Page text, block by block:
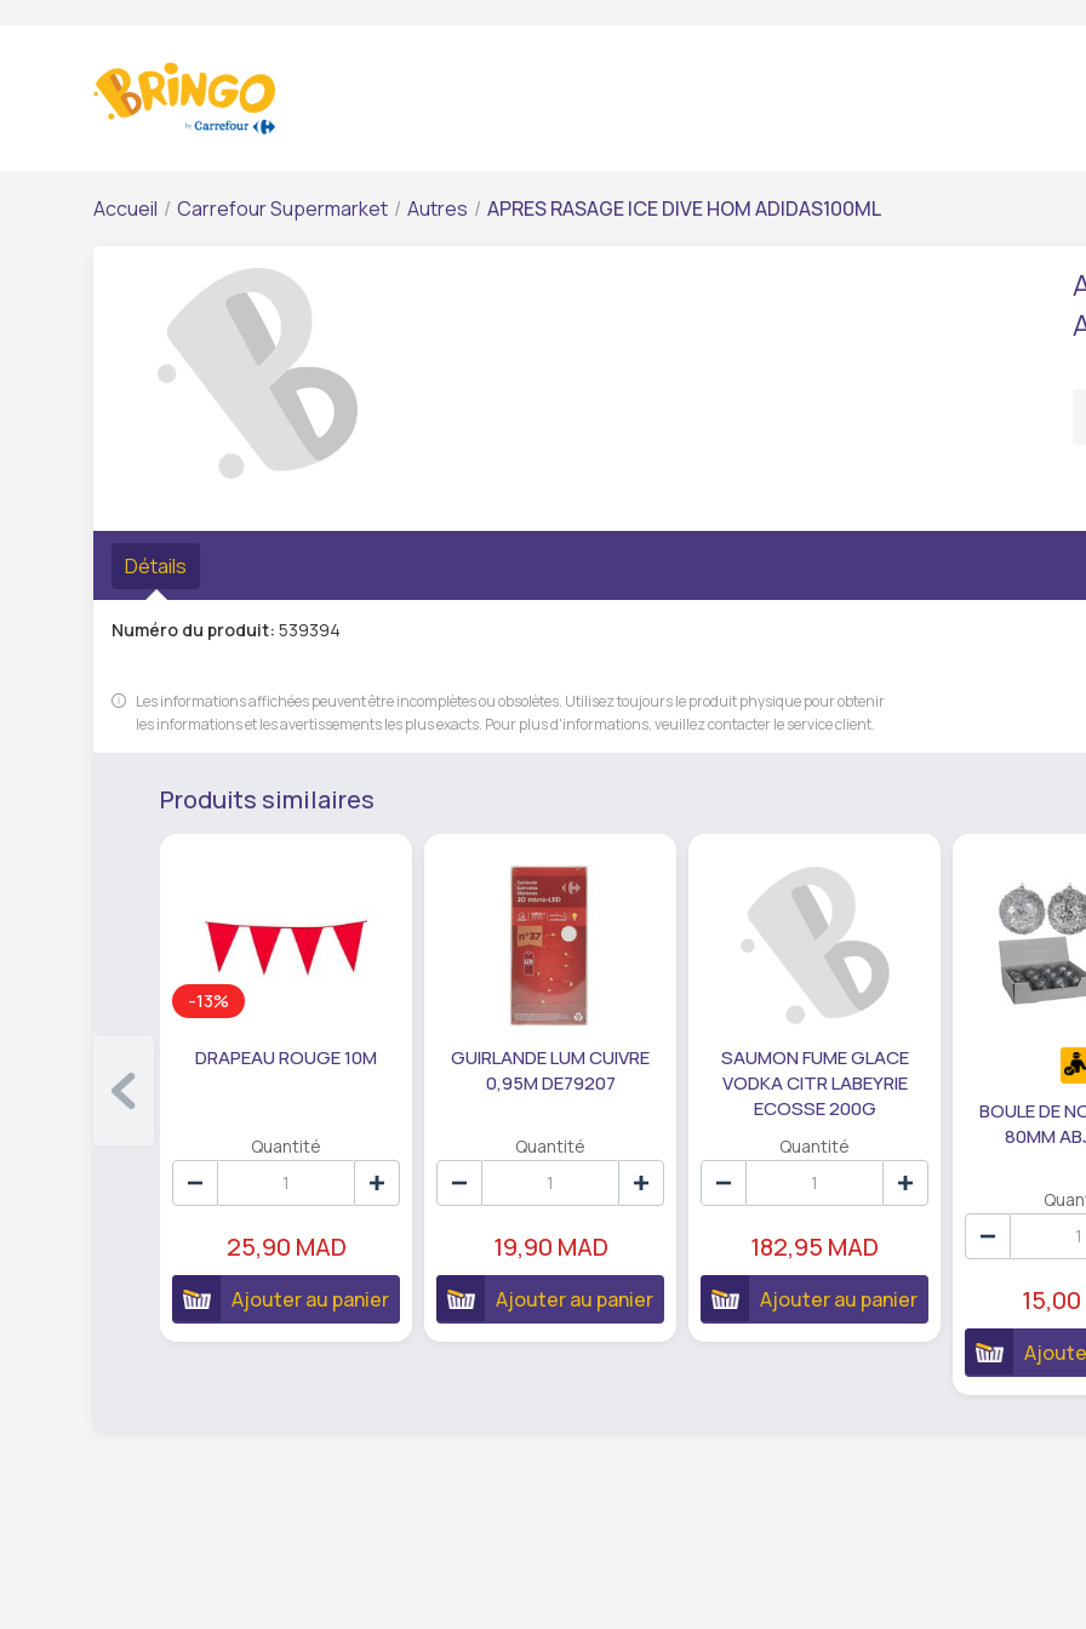
Accueil / Carrefour Supermarket / Autres / APRES RASAGE ICE DIVE HOM ADIDAS100ML
Détails
Numéro du produit: 539394
Les informations affichées peuvent être incomplètes ou obsolètes. Utilisez toujours le produit physique pour obtenir
les informations et les avertissements les plus exacts. Pour plus d'informations, veuillez contacter le service client.
Produits similaires
-13%
DRAPEAU ROUGE 10M
Quantité
25,90 MAD
Ajouter au panier
GUIRLANDE LUM CUIVRE
0,95M DE79207
Quantité
19,90 MAD
Ajouter au panier
SAUMON FUME GLACE
VODKA CITR LABEYRIE
ECOSSE 200G
Quantité
182,95 MAD
Ajouter au panier
BOULE DE
80MM